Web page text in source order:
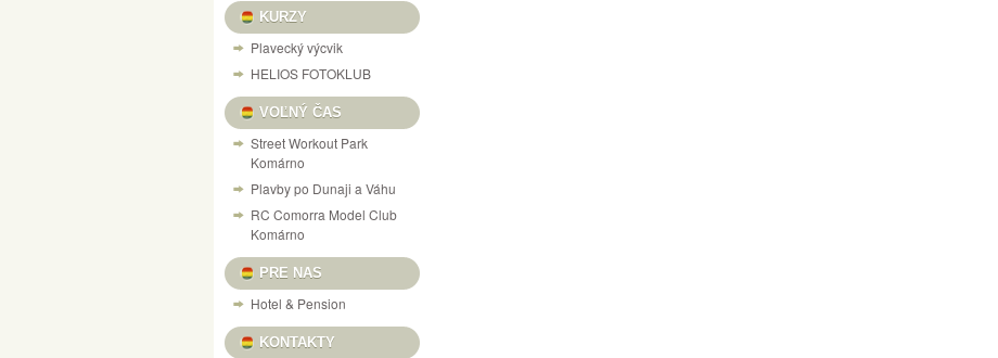
KURZY
Plavecký výcvik
HELIOS FOTOKLUB
VOĽNÝ ČAS
Street Workout Park
Komárno
Plavby po Dunaji a Váhu
RC Comorra Model Club
Komárno
PRE NAS
Hotel & Pension
KONTAKTY